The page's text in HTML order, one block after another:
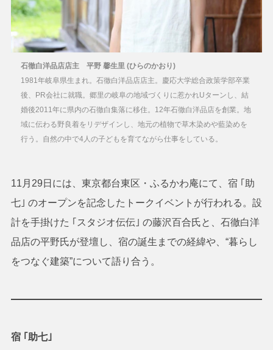
石徹白洋品店店主 平野 馨生里 (ひらのかおり)
1981年岐阜県生まれ。石徹白洋品店店主。慶応大学総合政策学部卒業
後、PR会社に就職。郷里の岐阜の地域づくりに惹かれUターンし、結
婚後2011年に県内の石徹白集落に移住。12年石徹白洋品店を創業。地
域に伝わる野良着をリデザインし、地元の植物で草木染めや藍染めを
行う。自然の中で4人の子どもを育てながら仕事をしている。
11月29日には、東京都台東区・ふるかわ庵にて、宿 ｢助
七｣ のオープンを記念したトークイベントが行われる。設
計を手掛けた ｢スタジオ伝伝｣ の藤沢百合氏と、石徹白洋
品店の平野氏が登壇し、宿の誕生までの経緯や、“暮らし
をつなぐ建築”について語り合う。
宿 ｢助七｣